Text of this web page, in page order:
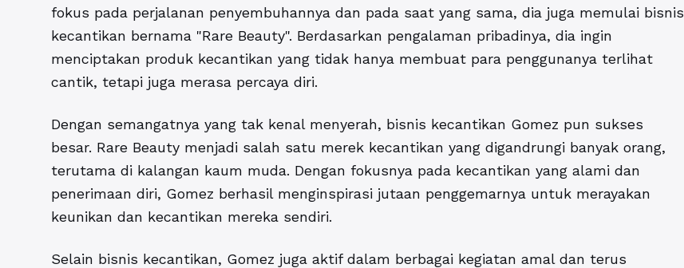
fokus pada perjalanan penyembuhannya dan pada saat yang sama, dia juga memulai bisnis
kecantikan bernama "Rare Beauty". Berdasarkan pengalaman pribadinya, dia ingin
menciptakan produk kecantikan yang tidak hanya membuat para penggunanya terlihat
cantik, tetapi juga merasa percaya diri.
Dengan semangatnya yang tak kenal menyerah, bisnis kecantikan Gomez pun sukses
besar. Rare Beauty menjadi salah satu merek kecantikan yang digandrungi banyak orang,
terutama di kalangan kaum muda. Dengan fokusnya pada kecantikan yang alami dan
penerimaan diri, Gomez berhasil menginspirasi jutaan penggemarnya untuk merayakan
keunikan dan kecantikan mereka sendiri.
Selain bisnis kecantikan, Gomez juga aktif dalam berbagai kegiatan amal dan terus